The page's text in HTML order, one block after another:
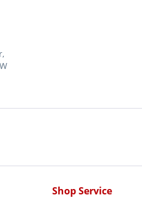
Shop Service